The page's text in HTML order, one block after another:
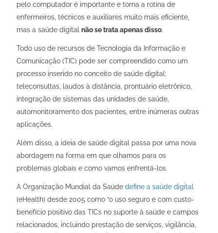
pelo computador é importante e torna a rotina de
enfermeiros, técnicos e auxiliares muito mais eficiente,
mas a saúde digital não se trata apenas disso.
Todo uso de recursos de Tecnologia da Informação e
Comunicação (TIC) pode ser compreendido como um
processo inserido no conceito de saúde digital:
teleconsultas, laudos à distância, prontuário eletrônico,
integração de sistemas das unidades de saúde,
automonitoramento dos pacientes, entre inúmeras outras
aplicações.
Além disso, a ideia de saúde digital passa por uma nova
abordagem na forma em que olhamos para os
problemas globais e como vamos enfrentá-los.
A Organização Mundial da Saúde define a saúde digital
(eHealth) desde 2005 como “o uso seguro e com custo-
benefício positivo das TICs no suporte à saúde e campos
relacionados, incluindo prestação de serviços, vigilância,